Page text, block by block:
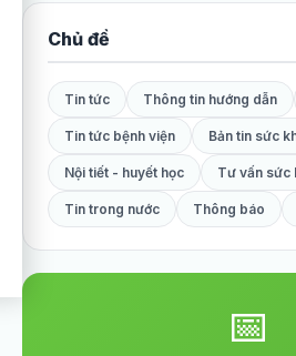
Chủ đề
Tin tức Thông tin hướng dẫn
Tin tức bệnh viện Bản tin sức
Nội tiết - huyết học Tư vấn sức
Tin trong nước Thông báo
📅